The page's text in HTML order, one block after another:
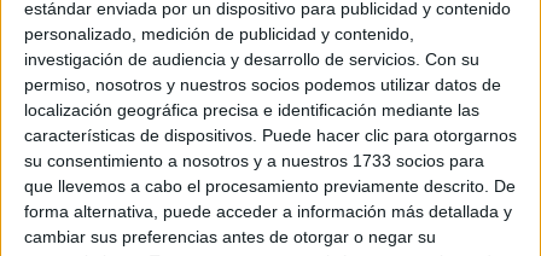
estándar enviada por un dispositivo para publicidad y contenido
personalizado, medición de publicidad y contenido,
investigación de audiencia y desarrollo de servicios. Con su
permiso, nosotros y nuestros socios podemos utilizar datos de
localización geográfica precisa e identificación mediante las
características de dispositivos. Puede hacer clic para otorgarnos
su consentimiento a nosotros y a nuestros 1733 socios para
que llevemos a cabo el procesamiento previamente descrito. De
forma alternativa, puede acceder a información más detallada y
cambiar sus preferencias antes de otorgar o negar su
RelatedPosts
Consecuencias medioambientales de la
invasión de Ceuta
HACE 12 SEGUNDOS
En una ciudad sin límites
HACE 16 SEGUNDOS